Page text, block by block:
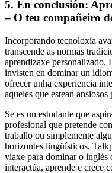
5. En conclusión:
– O teu compañeiro
Incorporando tecnoloxía
transcende as normas
aprendizaxe personalizado.
invisten en dominar un
ofrecer unha experiencia
aqueles que estean
Se es un estudante que
profesional que pretende
traballo ou simplemente
horizontes lingüísticos,
viaxe para dominar o inglés
interactúa, aprende e crece